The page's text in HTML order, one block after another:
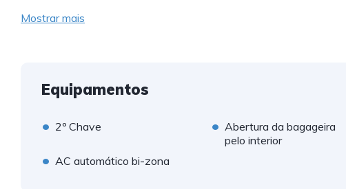
Mostrar mais
Equipamentos
• 2º Chave • Abertura da bagageira
pelo interior
• AC automático bi-zona